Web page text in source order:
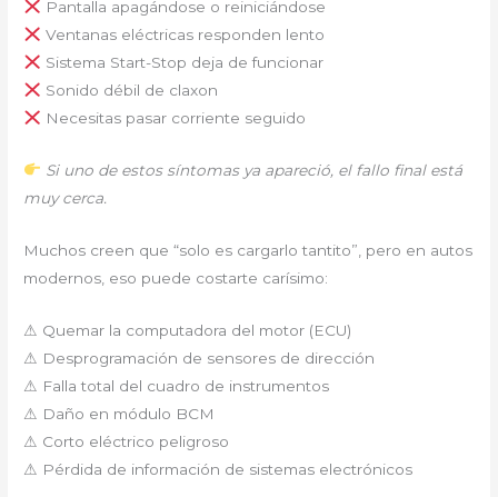
Pantalla apagándose o reiniciándose
Ventanas eléctricas responden lento
Sistema Start-Stop deja de funcionar
Sonido débil de claxon
Necesitas pasar corriente seguido
Si uno de estos síntomas ya apareció, el fallo final está
muy cerca.
Muchos creen que “solo es cargarlo tantito”, pero en autos
modernos, eso puede costarte carísimo:
⚠ Quemar la computadora del motor (ECU)
⚠ Desprogramación de sensores de dirección
⚠ Falla total del cuadro de instrumentos
⚠ Daño en módulo BCM
⚠ Corto eléctrico peligroso
⚠ Pérdida de información de sistemas electrónicos